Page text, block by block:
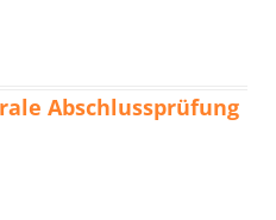
Abschlussprüfung